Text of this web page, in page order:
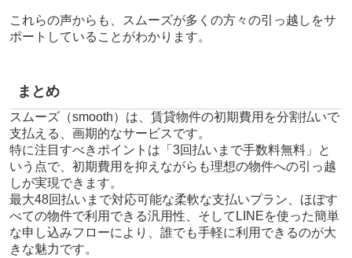
これらの声からも、スムーズが多くの方々の引っ越しをサ
ポートしていることがわかります。
まとめ
スムーズ（smooth）は、賃貸物件の初期費用を分割払いで
支払える、画期的なサービスです。
特に注目すべきポイントは「3回払いまで手数料無料」と
いう点で、初期費用を抑えながらも理想の物件への引っ越
しが実現できます。
最大48回払いまで対応可能な柔軟な支払いプラン、ほぼす
べての物件で利用できる汎用性、そしてLINEを使った簡単
な申し込みフローにより、誰でも手軽に利用できるのが大
きな魅力です。